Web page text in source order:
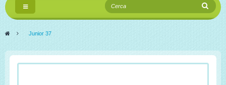
Navigazione
Toggle
> Junior 37